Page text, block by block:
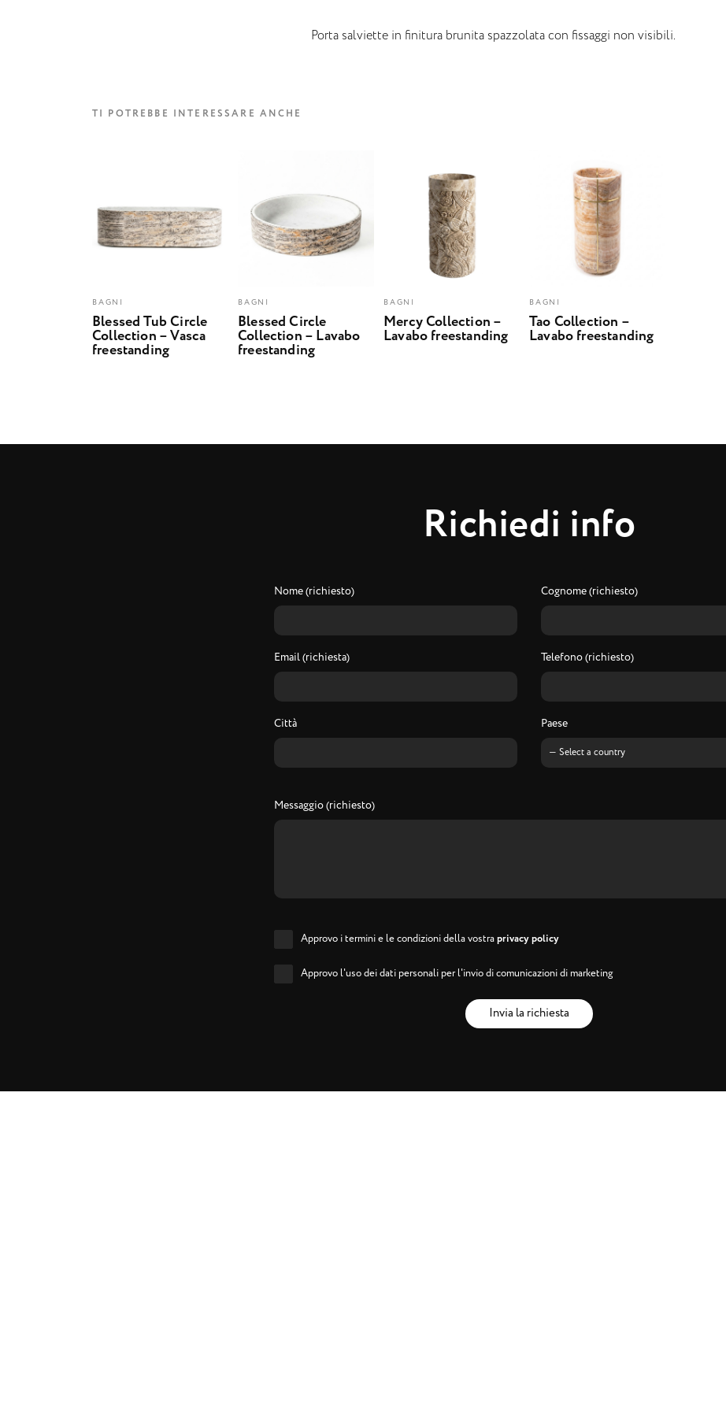
Porta salviette in finitura brunita spazzolata con fissaggi non visibili.
TI POTREBBE INTERESSARE ANCHE
BAGNI
Blessed Tub Circle
Collection – Vasca
freestanding
BAGNI
Blessed Circle
Collection – Lavabo
freestanding
BAGNI
Mercy Collection –
Lavabo freestanding
BAGNI
Tao Collection –
Lavabo freestanding
Richiedi info
Nome (richiesto) Cognome (richiesto)
Email (richiesta) Telefono (richiesto)
Città Paese
Messaggio (richiesto)
Approvo i termini e le condizioni della vostraprivacy policy
Approvo l'uso dei dati personali per l'invio di comunicazioni di marketing
Invia la richiesta